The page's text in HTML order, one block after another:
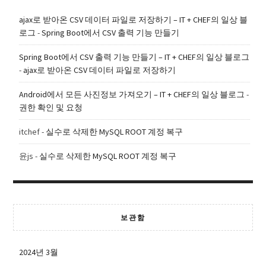
ajax로 받아온 CSV 데이터 파일로 저장하기 – IT + CHEF의 일상 블
로그 -Spring Boot에서 CSV 출력 기능 만들기
Spring Boot에서 CSV 출력 기능 만들기 – IT + CHEF의 일상 블로그
-ajax로 받아온 CSV 데이터 파일로 저장하기
Android에서 모든 사진정보 가져오기 – IT + CHEF의 일상 블로그 -
권한 확인 및 요청
itchef- 실수로 삭제한 MySQL ROOT 계정 복구
윤js - 실수로 삭제한 MySQL ROOT 계정 복구
보관함
2024년 3월